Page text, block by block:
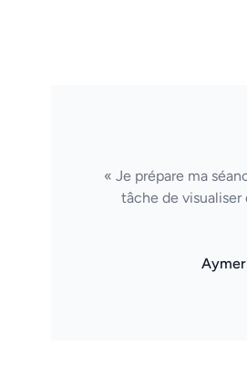
« Je prépare ma
tâche de visualiser